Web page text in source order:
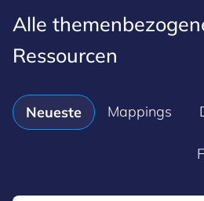
Alle
Ressourcen
Neueste Mappings